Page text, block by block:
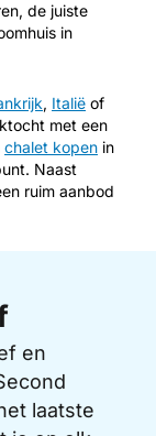
de juiste
in
, Italië of
met een
chalet kopen in
Naast
ruim aanbod
en
laatste